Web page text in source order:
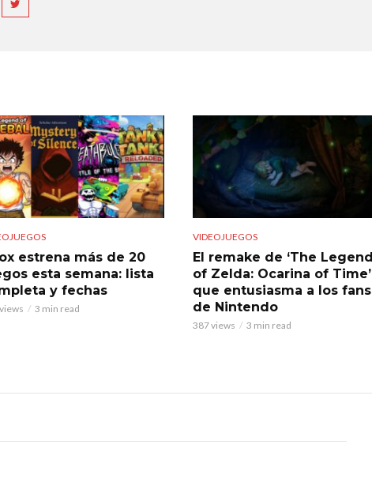
estrena más de 20
esta semana: lista
y fechas
3 min read
VIDEOJUEGOS
El remake de ‘The Legend
of Zelda: Ocarina of Time’
que entusiasma a los fans
de Nintendo
387 views 3 min read